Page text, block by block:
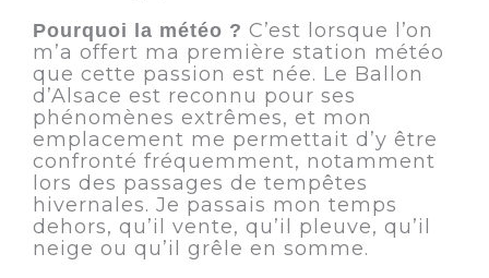
Pourquoi la météo ? C’est lorsque l’on
m’a offert ma première station météo
que cette passion est née. Le Ballon
d’Alsace est reconnu pour ses
phénomènes extrêmes, et mon
emplacement me permettait d’y être
confronté fréquemment, notamment
lors des passages de tempêtes
hivernales. Je passais mon temps
dehors, qu’il vente, qu’il pleuve, qu’il
neige ou qu’il grêle en somme.